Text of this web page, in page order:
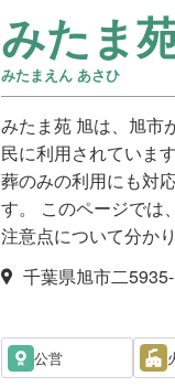
みたま
みたまえん あさひ
みたま苑 旭は、旭市
民に利用されていま
葬のみの利用にも対
す。 このページでは
注意点について分か
千葉県旭市二
公営